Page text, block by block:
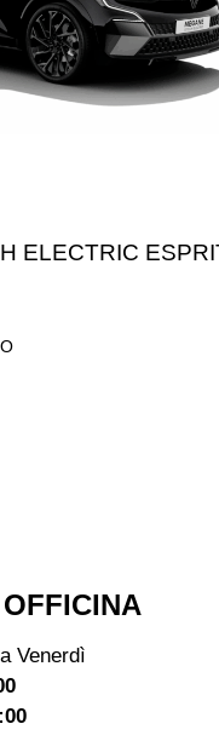
ELECTRIC
Venerdì